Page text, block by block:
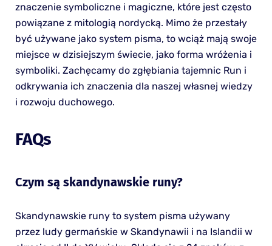
znaczenie symboliczne i magiczne, które jest często
powiązane z mitologią nordycką. Mimo że przestały
być używane jako system pisma, to wciąż mają swoje
miejsce w dzisiejszym świecie, jako forma wróżenia i
symboliki. Zachęcamy do zgłębiania tajemnic Run i
odkrywania ich znaczenia dla naszej własnej wiedzy
i rozwoju duchowego.
FAQs
Czym są skandynawskie runy?
Skandynawskie runy to system pisma używany
przez ludy germańskie w Skandynawii i na Islandii w